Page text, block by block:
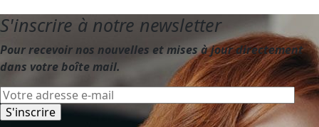
S'inscrire à notre newsletter
Pour recevoir nos nouvelles et mises à jour directement
dans votre boîte mail.